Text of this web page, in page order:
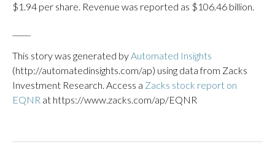
$1.94 per share. Revenue was reported as $106.46 billion.
This story was generated byAutomated Insights
(http://automatedinsights.com/ap) using data from Zacks
Investment Research. Access a Zacks stock report on
EQNR at https://www.zacks.com/ap/EQNR